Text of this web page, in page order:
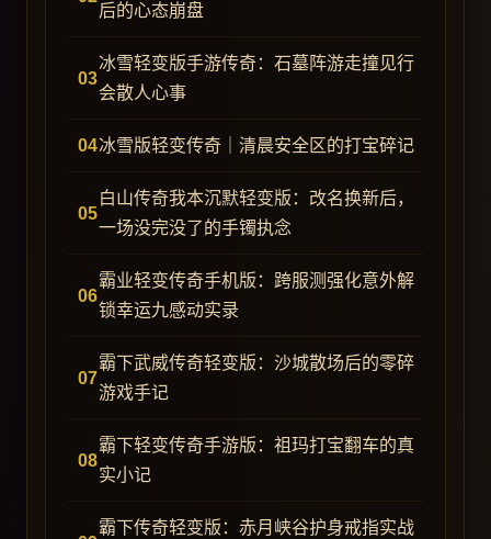
后的心态崩盘
冰雪轻变版手游传奇：石墓阵游走撞见行
会散人心事
冰雪版轻变传奇｜清晨安全区的打宝碎记
白山传奇我本沉默轻变版：改名换新后，
一场没完没了的手镯执念
霸业轻变传奇手机版：跨服测强化意外解
锁幸运九感动实录
霸下武威传奇轻变版：沙城散场后的零碎
游戏手记
霸下轻变传奇手游版：祖玛打宝翻车的真
实小记
霸下传奇轻变版：赤月峡谷护身戒指实战